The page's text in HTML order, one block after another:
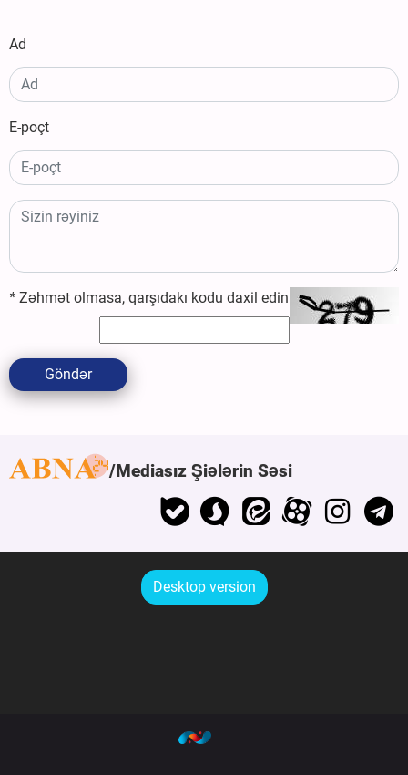
Ad
E-poçt
* Zəhmət olmasa, qarşıdakı kodu daxil edin
Göndər
Mediasız Şiələrin Səsi
Desktop version